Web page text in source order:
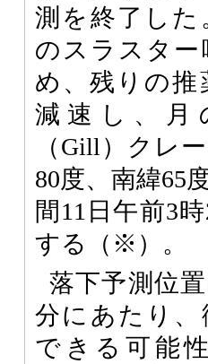
測を終了した
のスラスター
め、残りの推
減速し、月
（Gill）クレ
80度、南緯65
間11日午前3
する（※）。
落下予測位
分にあたり、
できる可能